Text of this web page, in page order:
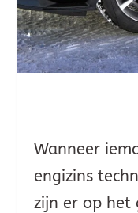
Wanneer
engizins
zijn er op het